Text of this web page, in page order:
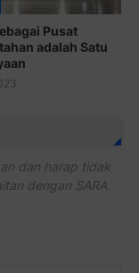
Pusat
adalah Satu
dan harap tidak
dengan SARA.